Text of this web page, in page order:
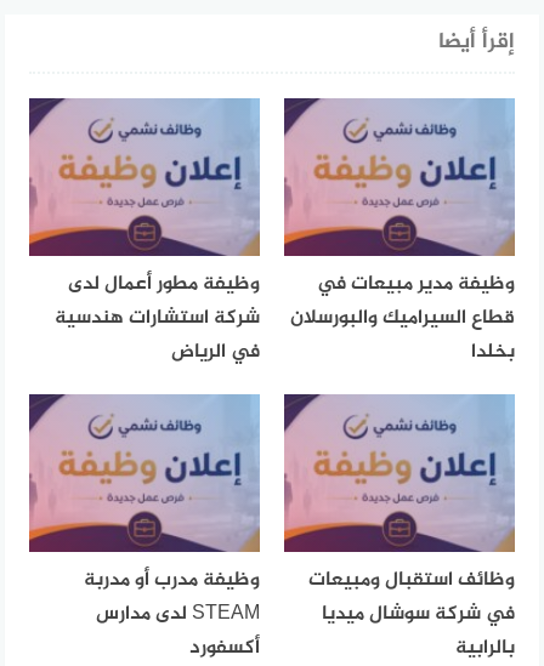
إقرأ أيضا
وظيفة مدير مبيعات في
قطاع السيراميك والبورسلان
بخلدا
وظيفة مطور أعمال لدى
شركة استشارات هندسية
في الرياض
وظائف استقبال ومبيعات
في شركة سوشال ميديا
بالرابية
وظيفة مدرب أو مدربة
STEAM لدى مدارس
أكسفورد